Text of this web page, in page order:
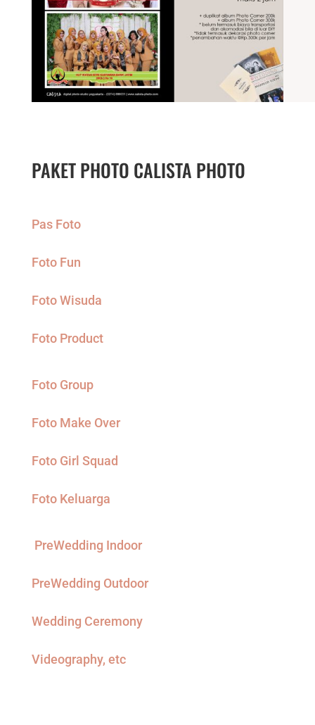
PAKET PHOTO CALISTA PHOTO
Pas Foto
Foto Fun
Foto Wisuda
Foto Product
Foto Group
Foto Make Over
Foto Girl Squad
Foto Keluarga
PreWedding Indoor
PreWedding Outdoor
Wedding Ceremony
Videography, etc